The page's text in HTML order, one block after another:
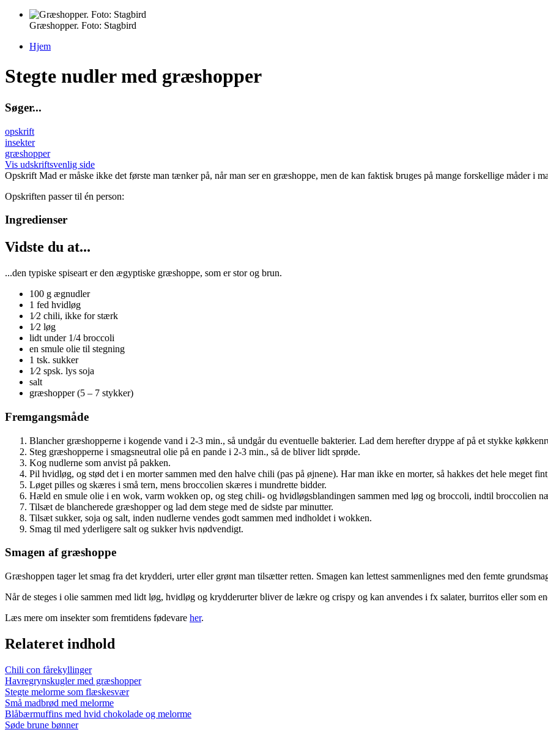
Græshopper. Foto: Stagbird
Hjem
Stegte nudler med græshopper
Søger...
opskrift
insekter
græshopper
Vis udskriftsvenlig side
Opskrift Mad er måske ikke det første man tænker på, når man ser en græshoppe, men de kan faktisk bruges på mange forskellige måder i
Opskriften passer til én person:
Ingredienser
Vidste du at...
...den typiske spiseart er den ægyptiske græshoppe, som er stor og brun.
100 g ægnudler
1 fed hvidløg
1⁄2 chili, ikke for stærk
1⁄2 løg
lidt under 1/4 broccoli
en smule olie til stegning
1 tsk. sukker
1⁄2 spsk. lys soja
salt
græshopper (5 – 7 stykker)
Fremgangsmåde
Blancher græshopperne i kogende vand i 2-3 min., så undgår du eventuelle bakterier. Lad dem herefter dryppe af på et stykke
Steg græshopperne i smagsneutral olie på en pande i 2-3 min., så de bliver lidt sprøde.
Kog nudlerne som anvist på pakken.
Pil hvidløg, og stød det i en morter sammen med den halve chili (pas på øjnene). Har man ikke en morter, så hakkes det hele meget
Løget pilles og skæres i små tern, mens broccolien skæres i mundrette bidder.
Hæld en smule olie i en wok, varm wokken op, og steg chili- og hvidløgsblandingen sammen med løg og broccoli, indtil broccolien
Tilsæt de blancherede græshopper og lad dem stege med de sidste par minutter.
Tilsæt sukker, soja og salt, inden nudlerne vendes godt sammen med indholdet i wokken.
Smag til med yderligere salt og sukker hvis nødvendigt.
Smagen af græshoppe
Græshoppen tager let smag fra det krydderi, urter eller grønt man tilsætter retten. Smagen kan lettest sammenlignes med den femte
Når de steges i olie sammen med lidt løg, hvidløg og krydderurter bliver de lækre og crispy og kan anvendes i fx salater, burritos eller som
Læs mere om insekter som fremtidens fødevare her.
Relateret indhold
Chili con fårekyllinger
Havregrynskugler med græshopper
Stegte melorme som flæskesvær
Små madbrød med melorme
Blåbærmuffins med hvid chokolade og melorme
Søde brune bønner